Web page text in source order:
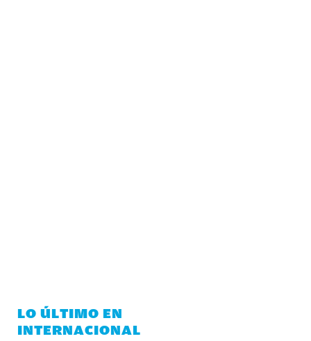
LO ÚLTIMO EN
INTERNACIONAL